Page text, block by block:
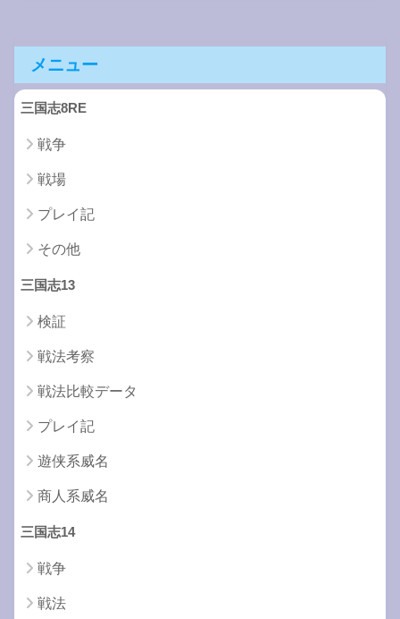
メニュー
三国志8RE
戦争
戦場
プレイ記
その他
三国志13
検証
戦法考察
戦法比較データ
プレイ記
遊侠系威名
商人系威名
三国志14
戦争
戦法